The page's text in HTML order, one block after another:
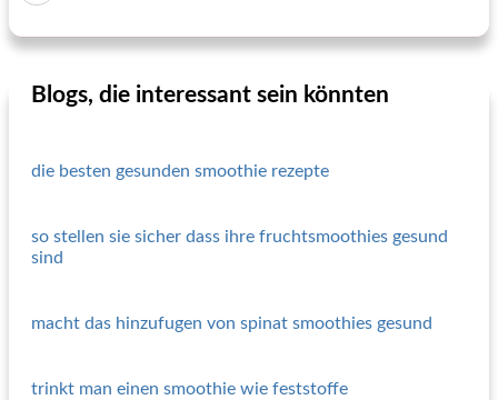
Blogs, die interessant sein könnten
die besten gesunden smoothie rezepte
so stellen sie sicher dass ihre fruchtsmoothies gesund
sind
macht das hinzufugen von spinat smoothies gesund
trinkt man einen smoothie wie feststoffe